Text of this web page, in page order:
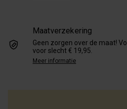
Maatverzekering
Geen zorgen over de maat!
voor slecht € 19,95.
Meer informatie